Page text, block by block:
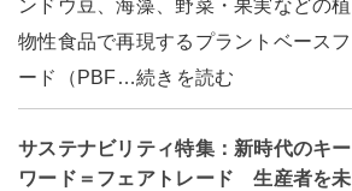
ンドウ豆、海藻、野菜・果実などの植
物性食品で再現するプラントベースフ
ード（PBF…続きを読む
サステナビリティ特集：新時代のキー
ワード＝フェアトレード 生産者を未